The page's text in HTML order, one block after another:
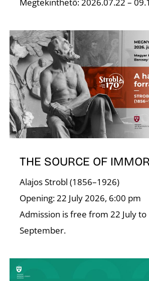
Megtekinthető: 2026.07.22 –
THE SOURCE OF
Alajos Strobl (1856–1926)
Opening: 22 July 2026, 6:00 pm
Admission is free from 22 July to
September.